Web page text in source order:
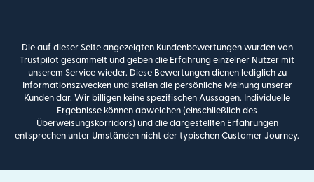
Die auf dieser Seite angezeigten Kundenbewertungen wurden von
Trustpilot gesammelt und geben die Erfahrung einzelner Nutzer mit
unserem Service wieder. Diese Bewertungen dienen lediglich zu
Informationszwecken und stellen die persönliche Meinung unserer
Kunden dar. Wir billigen keine spezifischen Aussagen. Individuelle
Ergebnisse können abweichen (einschließlich des
Überweisungskorridors) und die dargestellten Erfahrungen
entsprechen unter Umständen nicht der typischen Customer Journey.